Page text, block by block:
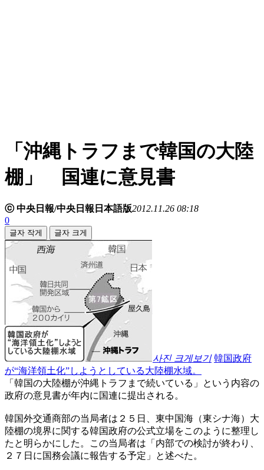
「沖縄トラフまで韓国の大陸
棚」 国連に意見書
ⓒ 中央日報/中央日報日本語版2012.11.26 08:18
0
글자 작게 글자 크게
사진 크게보기 韓国政府
が“海洋領土化”しようとしている大陸棚水域。
「韓国の大陸棚が沖縄トラフまで続いている」という内容の
政府の意見書が年内に国連に提出される。
韓国外交通商部の当局者は２５日、東中国海（東シナ海）大
陸棚の境界に関する韓国政府の公式立場をこのように整理し
たと明らかにした。この当局者は「内部での検討が終わり、
２７日に国務会議に報告する予定」と述べた。